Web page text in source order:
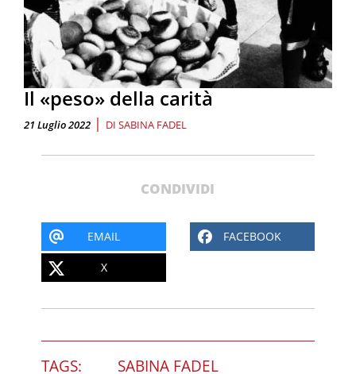
Il «peso» della carità
21 Luglio 2022 | DI SABINA FADEL
CONDIVIDI
EMAIL FACEBOOK
X
TAGS: SABINA FADEL